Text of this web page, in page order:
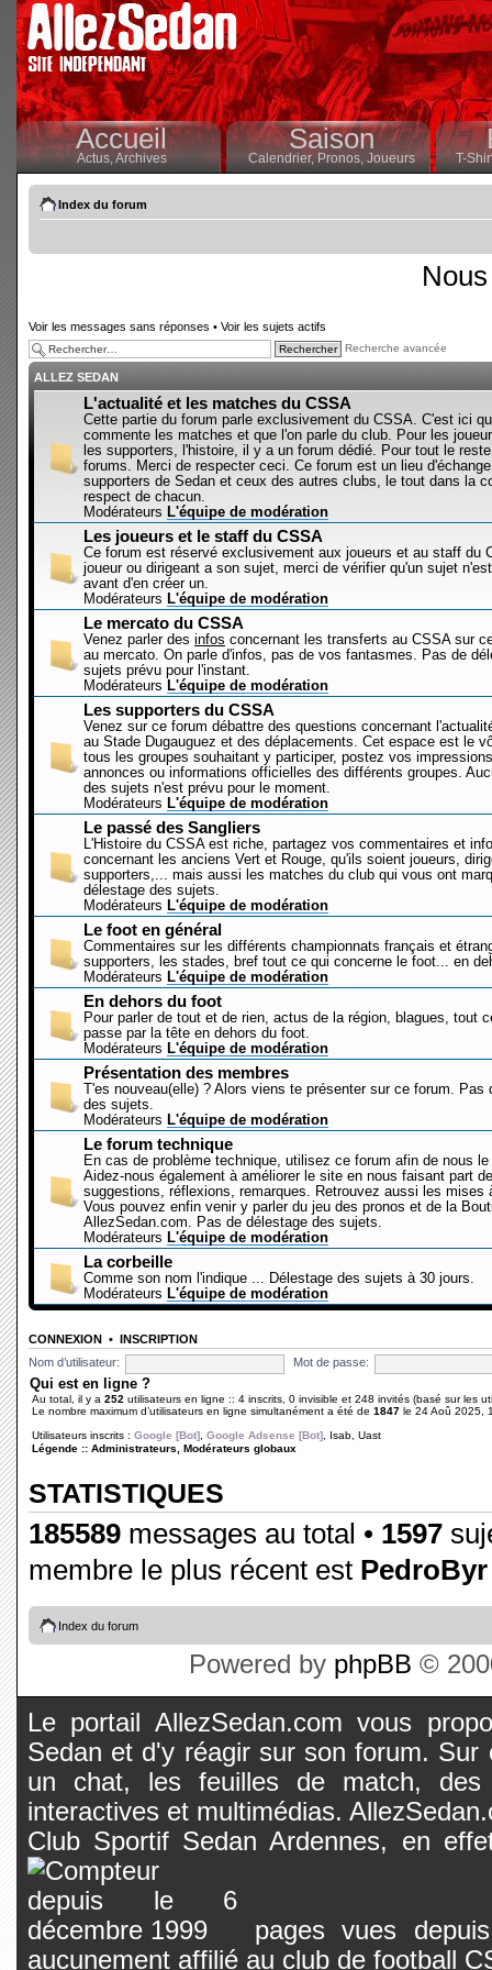
Accueil
Actus,Archives
Saison
Calendrier,Pronos, Joueurs T-
Index du forum
Voir les messages sans réponses • Voir les sujets actifs
Recherche avancée
ALLEZ SEDAN
L'actualité et les matches du CSSA
Cette partie du forum parle exclusivement du CSSA. C'est ici
commente les matches et que l'on parle du club. Pour les
les supporters, l'histoire, il y a un forum dédié. Pour tout le
forums. Merci de respecter ceci. Ce forum est un lieu
supporters de Sedan et ceux des autres clubs, le tout dans la
respect de chacun.
Modérateurs L'équipe de modération
Les joueurs et le staff du CSSA
Ce forum est réservé exclusivement aux joueurs et au staff du
joueur ou dirigeant a son sujet, merci de vérifier qu'un sujet
avant d'en créer un.
Modérateurs L'équipe de modération
Le mercato du CSSA
Venez parler des infos concernant les transferts au CSSA sur
au mercato. On parle d'infos, pas de vos fantasmes. Pas de
sujets prévu pour l'instant.
Modérateurs L'équipe de modération
Les supporters du CSSA
Venez sur ce forum débattre des questions concernant
au Stade Dugauguez et des déplacements. Cet espace est le
tous les groupes souhaitant y participer, postez vos
annonces ou informations officielles des différents groupes.
des sujets n'est prévu pour le moment.
Modérateurs L'équipe de modération
Le passé des Sangliers
L'Histoire du CSSA est riche, partagez vos commentaires et
concernant les anciens Vert et Rouge, qu'ils soient joueurs,
supporters,... mais aussi les matches du club qui vous ont
délestage des sujets.
Modérateurs L'équipe de modération
Le foot en général
Commentaires sur les différents championnats français et
supporters, les stades, bref tout ce qui concerne le foot... en
Modérateurs L'équipe de modération
En dehors du foot
Pour parler de tout et de rien, actus de la région, blagues, tout
passe par la tête en dehors du foot.
Modérateurs L'équipe de modération
Présentation des membres
T'es nouveau(elle) ? Alors viens te présenter sur ce forum. Pas
des sujets.
Modérateurs L'équipe de modération
Le forum technique
En cas de problème technique, utilisez ce forum afin de nous le
Aidez-nous également à améliorer le site en nous faisant part
suggestions, réflexions, remarques. Retrouvez aussi les mises
Vous pouvez enfin venir y parler du jeu des pronos et de la
AllezSedan.com. Pas de délestage des sujets.
Modérateurs L'équipe de modération
La corbeille
Comme son nom l'indique ... Délestage des sujets à 30 jours.
Modérateurs L'équipe de modération
CONNEXION • INSCRIPTION
Nom d’utilisateur:
Mot de passe:
Qui est en ligne ?
Au total, il y a 252 utilisateurs en ligne :: 4 inscrits, 0 invisible et 248 invités (basé sur les
Le nombre maximum d’utilisateurs en ligne simultanément a été de 1847 le 24 Aoû 2025,
Utilisateurs inscrits : Google [Bot] Google Adsense [Bot] Isab Uast
Légende :: Administrateurs Modérateurs globaux
STATISTIQUES
185589 messages au total • 1597
membre le plus récent est PedroByr
Index du forum
Powered by phpBB ©
Le portail AllezSedan.com vous
Sedan et d'y réagir sur son forum.
un chat, les feuilles de match, des
interactives et multimédias.
Club Sportif Sedan Ardennes, en
pages vues
aucunement affilié au club de football